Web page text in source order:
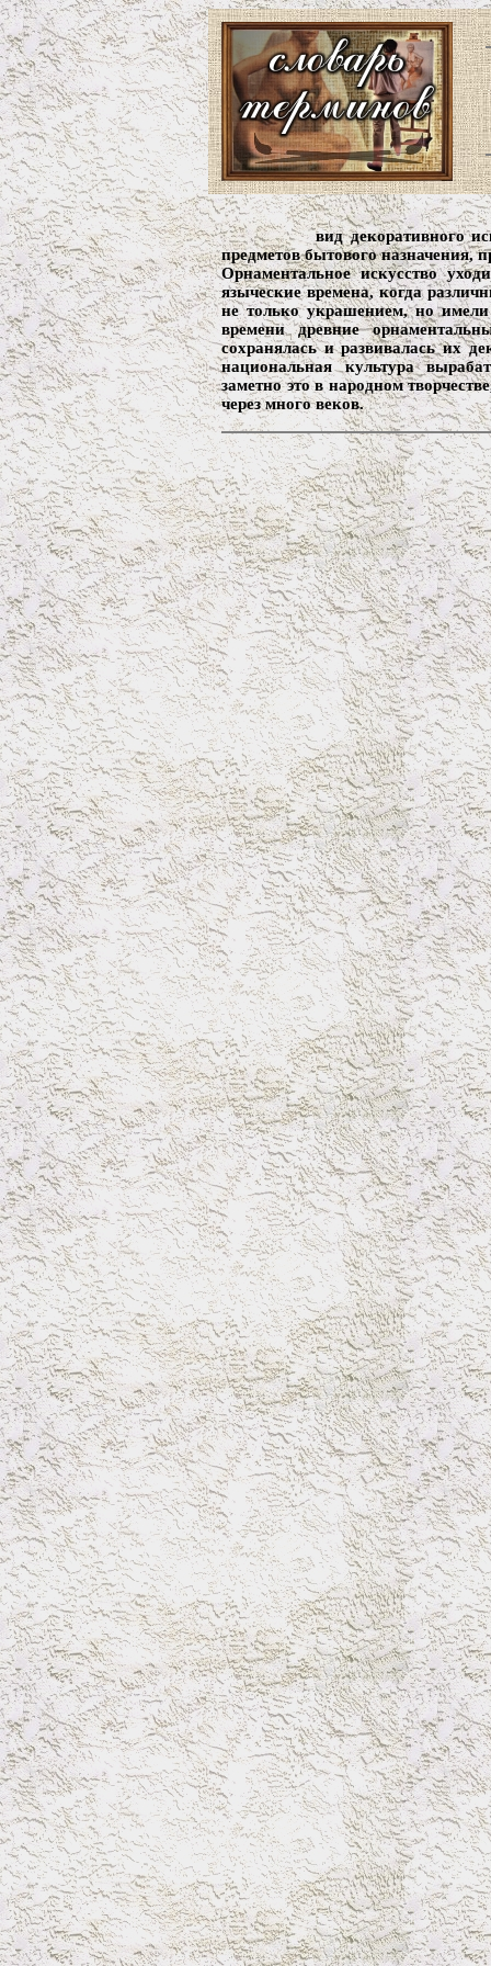
вид декоративного
предметов бытового назначения,
Орнаментальное искусство
языческие времена, когда
не только украшением, но имели
времени древние
сохранялась и развивалась их
национальная культура
заметно это в народном
через много веков.